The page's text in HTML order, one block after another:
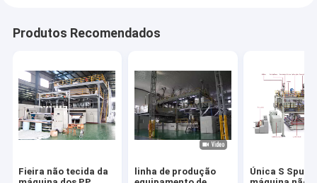
Produtos Recomendados
Fieira não tecida da
linha de produção
Única S